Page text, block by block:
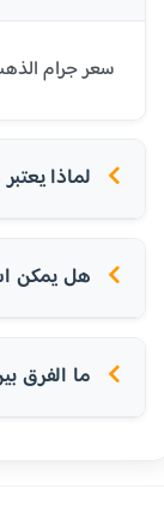
سعر جرام الذهب عيار 24 قيراط في صوفيا اليوم هو 136.55 دولار أمريكي. عيار 24 هو أنقى أنواع
لماذا يعتبر عيار
هل يمكن استخدام
ما الفرق بين عيار